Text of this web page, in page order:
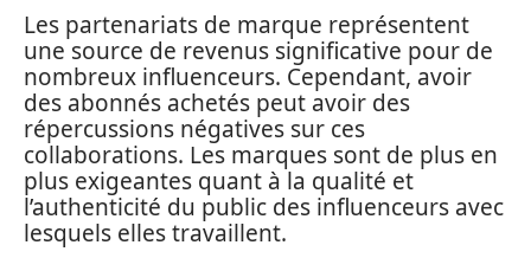
Les partenariats de marque représentent
une source de revenus significative pour de
nombreux influenceurs. Cependant, avoir
des abonnés achetés peut avoir des
répercussions négatives sur ces
collaborations. Les marques sont de plus en
plus exigeantes quant à la qualité et
l’authenticité du public des influenceurs avec
lesquels elles travaillent.